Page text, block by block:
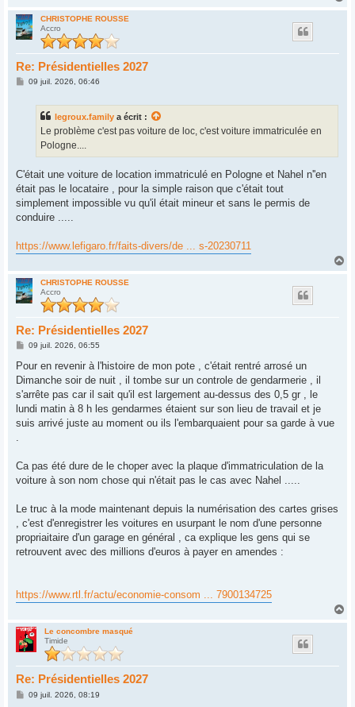
CHRISTOPHE ROUSSE
Accro
Re: Présidentielles 2027
M09 juil. 2026, 06:46
legroux.family a écrit :
Le problème c'est pas voiture de loc, c'est voiture immatriculée en
Pologne....
C'était une voiture de location immatriculé en Pologne et Nahel n''en
était pas le locataire , pour la simple raison que c'était tout
simplement impossible vu qu'il était mineur et sans le permis de
conduire .....
https://www.lefigaro.fr/faits-divers/de ... s-20230711
a
CHRISTOPHE ROUSSE
Accro
Re: Présidentielles 2027
M
s
a
g
09 juil. 2026, 06:55
Pour en revenir à l'histoire de mon pote , c'était rentré arrosé un
Dimanche soir de nuit , il tombe sur un controle de gendarmerie , il
s'arrête pas car il sait qu'il est largement au-dessus des 0,5 gr , le
lundi matin à 8 h les gendarmes étaient sur son lieu de travail et je
suis arrivé juste au moment ou ils l'embarquaient pour sa garde à vue
.
Ca pas été dure de le choper avec la plaque d'immatriculation de la
voiture à son nom chose qui n'était pas le cas avec Nahel .....
Le truc à la mode maintenant depuis la numérisation des cartes grises
, c'est d'enregistrer les voitures en usurpant le nom d'une personne
propriaitaire d'un garage en général , ca explique les gens qui se
retrouvent avec des millions d'euros à payer en amendes :
https://www.rtl.fr/actu/economie-consom ... 7900134725
Le concombre masqué
Timide
Re: Présidentielles 2027
M09 juil. 2026, 08:19